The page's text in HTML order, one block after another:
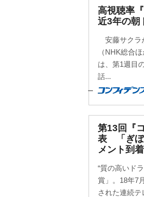
高視聴率
近3年の朝
安藤サクラ
（NHK総合
は、第1週目
話...
第13回『
表 「ぎぼ
メント到着
“質の高いド
賞」。18年7
された連続